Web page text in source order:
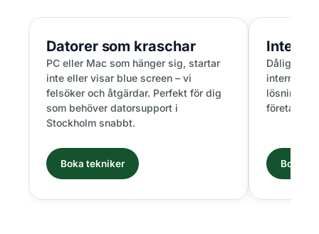
Datorer som kraschar
PC eller Mac som hänger sig, startar
inte eller visar blue screen – vi
felsöker och åtgärdar. Perfekt för dig
som behöver datorsupport i
Stockholm snabbt.
Boka tekniker
Dåligt
internet.
lösningar
Boka